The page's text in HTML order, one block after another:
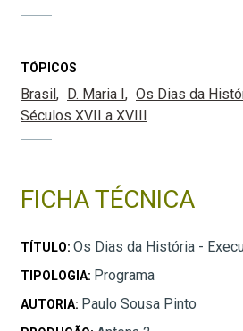
TÓPICOS
Brasil D. Maria I
Os Dias da
Séculos XVII a XVIII
FICHA TÉCNICA
TÍTULO: Os Dias da História -
TIPOLOGIA: Programa
AUTORIA: Paulo Sousa Pinto